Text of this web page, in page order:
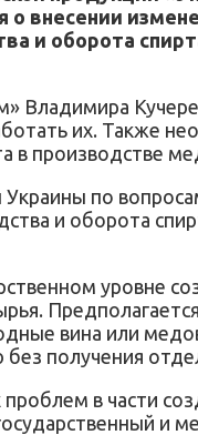
внесении
и оборота
Владимира
их. Также
в производстве
по
и оборота
уровне
вина или
получения
в части